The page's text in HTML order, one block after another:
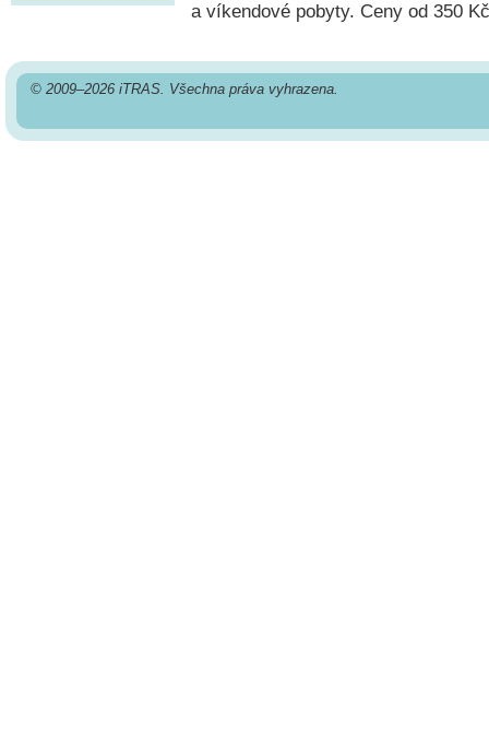
a víkendové pobyty. Ceny od 350
© 2009–2026 iTRAS. Všechna práva vyhrazena.